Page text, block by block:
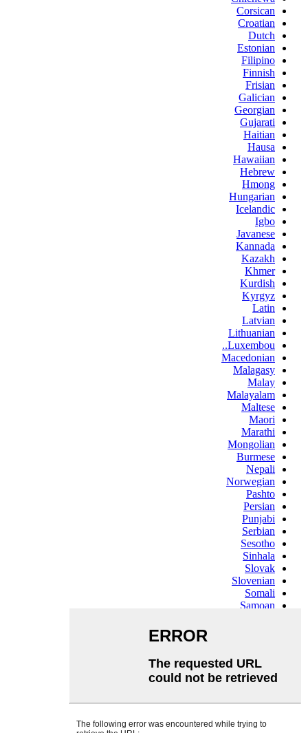
Corsican
Croatian
Dutch
Estonian
Filipino
Finnish
Frisian
Galician
Georgian
Gujarati
Haitian
Hausa
Hawaiian
Hebrew
Hmong
Hungarian
Icelandic
Igbo
Javanese
Kannada
Kazakh
Khmer
Kurdish
Kyrgyz
Latin
Latvian
Lithuanian
Luxembou..
Macedonian
Malagasy
Malay
Malayalam
Maltese
Maori
Marathi
Mongolian
Burmese
Nepali
Norwegian
Pashto
Persian
Punjabi
Serbian
Sesotho
Sinhala
Slovak
Slovenian
Somali
Samoan
Swahili
Tajik
Telugu
Ukrainian